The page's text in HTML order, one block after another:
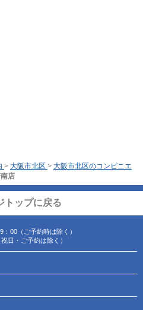
> 大阪市北区 > 大阪市北区のコンビニエ
店
トップに戻る
00（ご予約時は除く）
日・ご予約は除く）